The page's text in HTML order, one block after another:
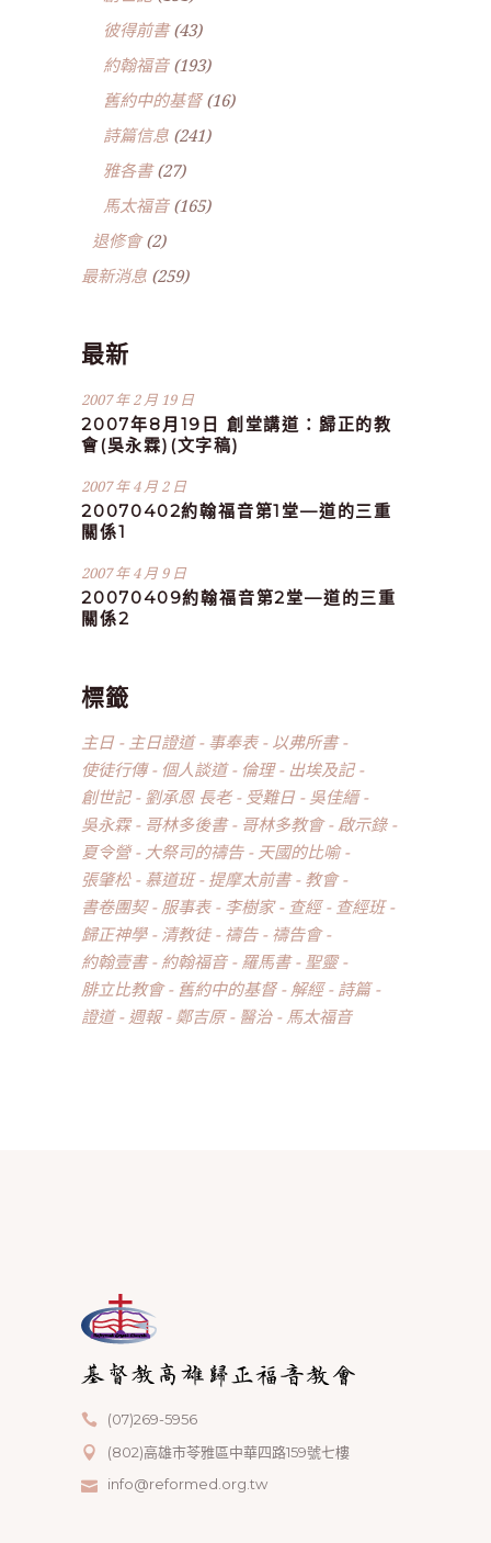
彼得前書(43)
約翰福音(193)
舊約中的基督(16)
詩篇信息 (241)
雅各書(27)
馬太福音(165)
退修會(2)
最新消息 (259)
最新
2007 年 2 月 19 日
2007年8月19日 創堂講道：歸正的教
會(吳永霖)(文字稿)
2007 年 4 月 2 日
20070402約翰福音第1堂—道的三重
關係1
2007 年 4 月 9 日
20070409約翰福音第2堂—道的三重
關係2
標籤
主日 主日證道 事奉表
以弗所書
使徒行傳
個人談道 倫理
出埃及記
創世記
劉承恩 長老 受難日
吳佳縉
吳永霖
哥林多後書 哥林多教會
啟示錄
夏令營
大祭司的禱告
天國的比喻
張肇松
慕道班 提摩太前書
教會
書卷團契
服事表 李樹家 查經
查經班
歸正神學
清教徒 禱告
禱告會
約翰壹書
約翰福音 羅馬書
聖靈
腓立比教會
舊約中的基督 解經
詩篇
證道
週報 鄭吉原 醫治 馬太福音
(07)269-5956
(802)高雄市苓雅區中華四路159號七樓
info@reformed.org.tw